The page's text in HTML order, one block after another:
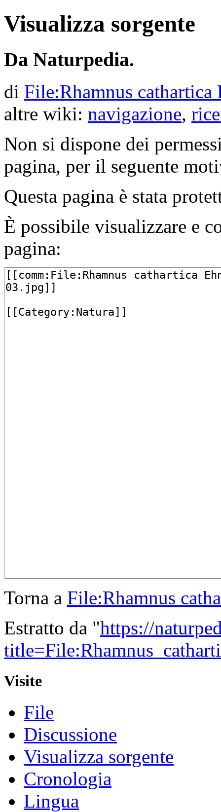
Visualizza sorgente
Da Naturpedia.
di File:Rhamnus
altre wiki: navigazione,
Non si dispone dei
pagina, per il seguente
Questa pagina è stata
È possibile visualizzare e
pagina:
Torna a File:Rhamnus
Estratto da "https://
Visite
File
Discussione
Visualizza sorgente
Cronologia
Lingua